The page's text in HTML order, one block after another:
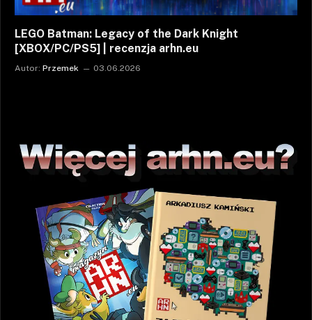
LEGO Batman: Legacy of the Dark Knight
[XBOX/PC/PS5] | recenzja arhn.eu
Autor: Przemek 03.06.2026